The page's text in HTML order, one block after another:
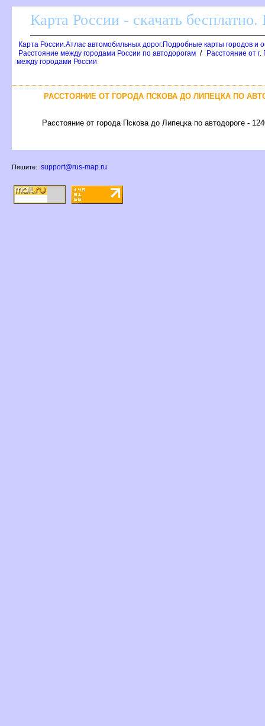
Карта России - скачать
Карта России.Атлас автомобильных дорог.Подробные карты городов и
Расстояние между городами России по автодорогам /
Расстояние от
между городами России
РАССТОЯНИЕ ОТ ГОРОДА ПСКОВА ДО ЛИПЕЦКА ПО
Расстояние от города Пскова до Липецка по автодороге -
Пишите: support@rus-map.ru